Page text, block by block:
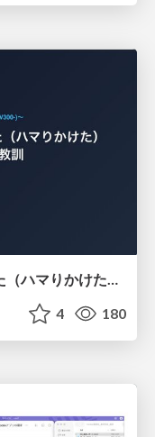
AWS ネットワーク構築でハマった（ハマりかけた） 5選とそこから得た教訓
4 180